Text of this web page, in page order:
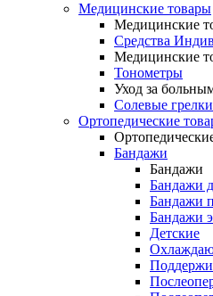
Медицинские товары
Медицинские
Средства
Медицинские
Тонометры
Уход за
Солевые
Ортопедические
Бандажи
Бандажи
Бандажи
Бандажи
Бандажи
Детские